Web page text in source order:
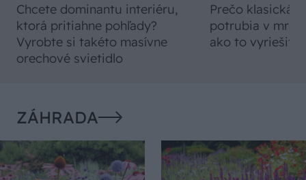
Chcete dominantu interiéru,
ktorá pritiahne pohľady?
Vyrobte si takéto masívne
orechové svietidlo
Prečo klasická
potrubia v
ako to vyriešiť
ZÁHRADA